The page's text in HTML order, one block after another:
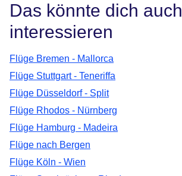
Das könnte dich auch
interessieren
Flüge Bremen - Mallorca
Flüge Stuttgart - Teneriffa
Flüge Düsseldorf - Split
Flüge Rhodos - Nürnberg
Flüge Hamburg - Madeira
Flüge nach Bergen
Flüge Köln - Wien